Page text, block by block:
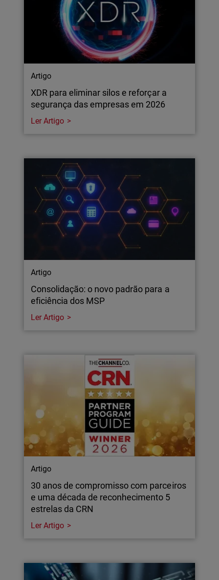
Artigo
XDR para eliminar silos e reforçar a
segurança das empresas em 2026
Ler Artigo
Artigo
Consolidação: o novo padrão para a
eficiência dos MSP
Ler Artigo
Artigo
30 anos de compromisso com parceiros
e uma década de reconhecimento 5
estrelas da CRN
Ler Artigo